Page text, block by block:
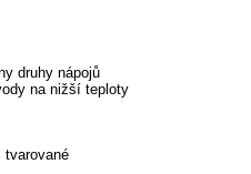
druhy nápojů
na nižší teploty
tvarované